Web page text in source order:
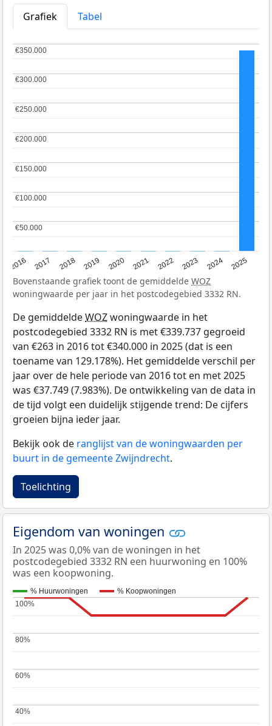
Grafiek
Tabel
2016 2017 2018 2019 2020 2021 2022 2023 2024 2025
€50.000
€50.000
€100.000
€100.000
€150.000
€150.000
€200.000
€200.000
€250.000
€250.000
€300.000
€300.000
€350.000
€350.000
Bovenstaande grafiek toont de gemiddelde WOZ
woningwaarde per jaar in het postcodegebied 3332 RN.
De gemiddeldeWOZwoningwaarde in het
postcodegebied 3332 RN is met €339.737 gegroeid
van €263 in 2016 tot €340.000 in 2025 (dat is een
toename van 129.178%). Het gemiddelde verschil per
jaar over de hele periode van 2016 tot en met 2025
was €37.749 (7.983%). De ontwikkeling van de data in
de tijd volgt een duidelijk stijgende trend: De cijfers
groeien bijna ieder jaar.
Bekijk ook de ranglijst van de woningwaarden per
buurt in de gemeente Zwijndrecht.
Toelichting
Eigendom van woningen
In 2025 was 0,0% van de woningen in het
postcodegebied 3332 RN een huurwoning en 100%
was een koopwoning.
% Huurwoningen % Koopwoningen
40%
40%
60%
60%
80%
80%
100%
100%